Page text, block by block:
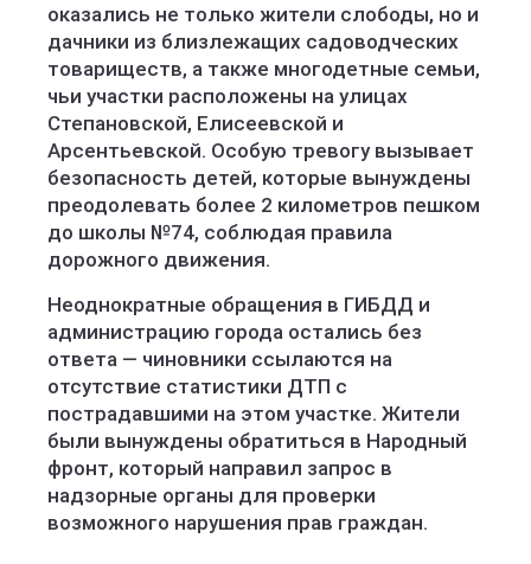
оказались не только жители слободы, но и
дачники из близлежащих садоводческих
товариществ, а также многодетные семьи,
чьи участки расположены на улицах
Степановской, Елисеевской и
Арсентьевской. Особую тревогу вызывает
безопасность детей, которые вынуждены
преодолевать более 2 километров пешком
до школы №74, соблюдая правила
дорожного движения.
Неоднократные обращения в ГИБДД и
администрацию города остались без
ответа — чиновники ссылаются на
отсутствие статистики ДТП с
пострадавшими на этом участке. Жители
были вынуждены обратиться в Народный
фронт, который направил запрос в
надзорные органы для проверки
возможного нарушения прав граждан.